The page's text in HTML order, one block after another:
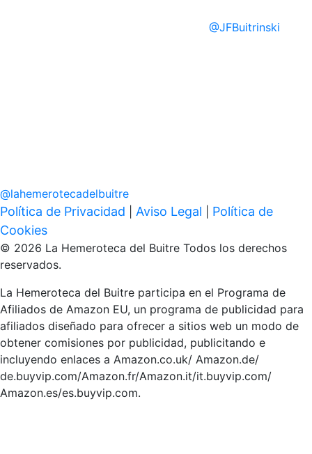
@JFBuitrinski
@lahemerotecadelbuitre
Política de Privacidad Aviso Legal
Política de
Cookies
© 2026 La Hemeroteca del Buitre Todos los derechos
reservados.
La Hemeroteca del Buitre participa en el Programa de
Afiliados de Amazon EU, un programa de publicidad para
afiliados diseñado para ofrecer a sitios web un modo de
obtener comisiones por publicidad, publicitando e
incluyendo enlaces a Amazon.co.uk/ Amazon.de/
de.buyvip.com/Amazon.fr/Amazon.it/it.buyvip.com/
Amazon.es/es.buyvip.com.